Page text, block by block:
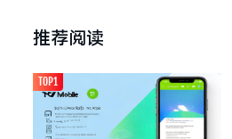
推荐阅读
TOP1